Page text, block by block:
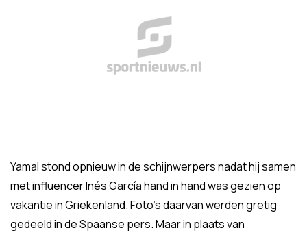
Yamal stond opnieuw in de schijnwerpers nadat hij samen
met influencer Inés García hand in hand was gezien op
vakantie in Griekenland. Foto's daarvan werden gretig
gedeeld in de Spaanse pers. Maar in plaats van